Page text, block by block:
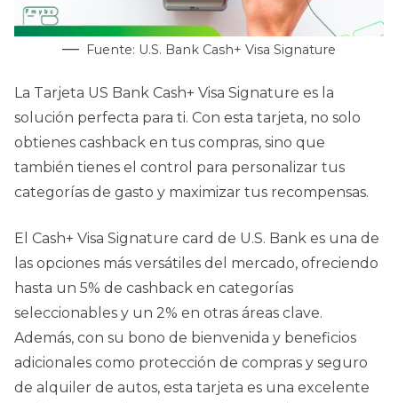
Fuente: U.S. Bank Cash+ Visa Signature
La Tarjeta US Bank Cash+ Visa Signature es la
solución perfecta para ti. Con esta tarjeta, no solo
obtienes cashback en tus compras, sino que
también tienes el control para personalizar tus
categorías de gasto y maximizar tus recompensas.
El Cash+ Visa Signature card de U.S. Bank es una de
las opciones más versátiles del mercado, ofreciendo
hasta un 5% de cashback en categorías
seleccionables y un 2% en otras áreas clave.
Además, con su bono de bienvenida y beneficios
adicionales como protección de compras y seguro
de alquiler de autos, esta tarjeta es una excelente